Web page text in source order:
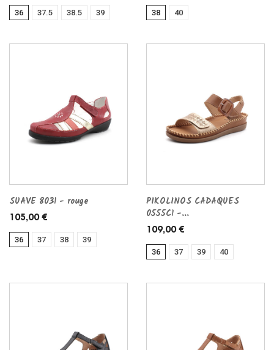
36 37.5 38.5 39 38 40
SUAVE 8031 - rouge
105,00 €
36 37 38 39
PIKOLINOS CADAQUES
0555C1 -...
109,00 €
36 37 39 40